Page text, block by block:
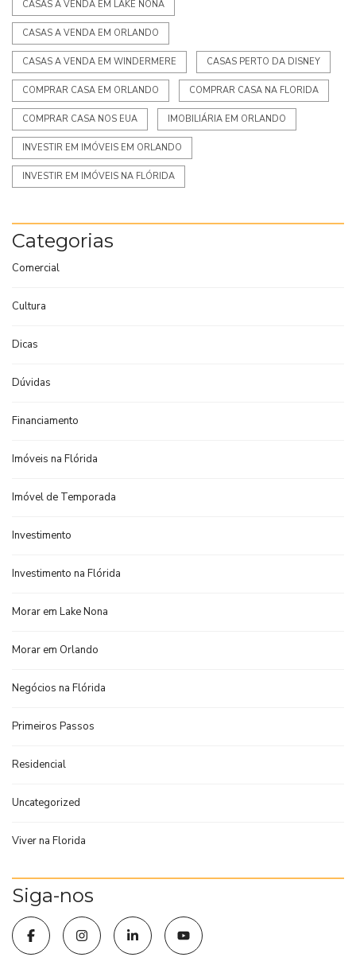
CASAS A VENDA EM LAKE NONA
CASAS A VENDA EM ORLANDO
CASAS A VENDA EM WINDERMERE CASAS PERTO DA DISNEY
COMPRAR CASA EM ORLANDO COMPRAR CASA NA FLORIDA
COMPRAR CASA NOS EUA IMOBILIÁRIA EM ORLANDO
INVESTIR EM IMÓVEIS EM ORLANDO
INVESTIR EM IMÓVEIS NA FLÓRIDA
Categorias
Comercial
Cultura
Dicas
Dúvidas
Financiamento
Imóveis na Flórida
Imóvel de Temporada
Investimento
Investimento na Flórida
Morar em Lake Nona
Morar em Orlando
Negócios na Flórida
Primeiros Passos
Residencial
Uncategorized
Viver na Florida
Siga-nos